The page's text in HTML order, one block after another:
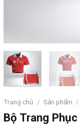
Trang chủ / Sản phẩm /
Bộ Trang